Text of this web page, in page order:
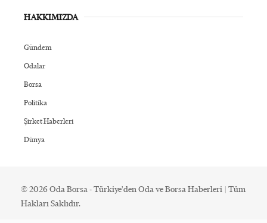
HAKKIMIZDA
Gündem
Odalar
Borsa
Politika
Şirket Haberleri
Dünya
© 2026 Oda Borsa - Türkiye'den Oda ve Borsa Haberleri | Tüm
Hakları Saklıdır.